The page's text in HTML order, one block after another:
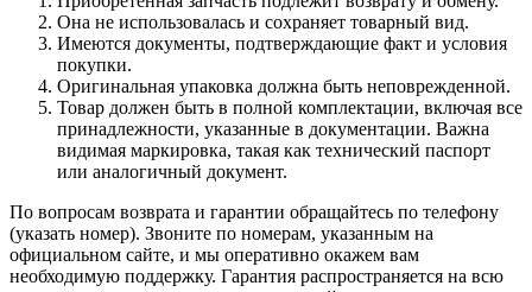
Она не использовалась и сохраняет товарный вид.
Имеются документы, подтверждающие факт и условия
покупки.
Оригинальная упаковка должна быть неповрежденной.
Товар должен быть в полной комплектации, включая все
принадлежности, указанные в документации. Важна
видимая маркировка, такая как технический паспорт
или аналогичный документ.
По вопросам возврата и гарантии обращайтесь по телефону
(указать номер). Звоните по номерам, указанным на
официальном сайте, и мы оперативно окажем вам
необходимую поддержку. Гарантия распространяется на всю